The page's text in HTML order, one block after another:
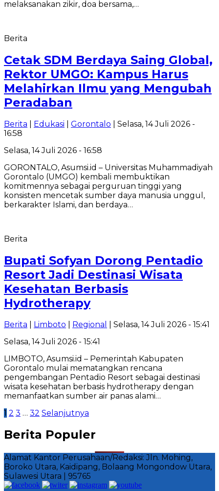
melaksanakan zikir, doa bersama,…
Berita
Cetak SDM Berdaya Saing Global,
Rektor UMGO: Kampus Harus
Melahirkan Ilmu yang Mengubah
Peradaban
Berita Edukasi Gorontalo | Selasa, 14 Juli 2026 -
16:58
Selasa, 14 Juli 2026 - 16:58
GORONTALO, Asumsi.id – Universitas Muhammadiyah
Gorontalo (UMGO) kembali membuktikan
komitmennya sebagai perguruan tinggi yang
konsisten mencetak sumber daya manusia unggul,
berkarakter Islami, dan berdaya…
Berita
Bupati Sofyan Dorong Pentadio
Resort Jadi Destinasi Wisata
Kesehatan Berbasis
Hydrotherapy
Berita Limboto Regional
| Selasa, 14 Juli 2026 - 15:41
Selasa, 14 Juli 2026 - 15:41
LIMBOTO, Asumsi.id – Pemerintah Kabupaten
Gorontalo mulai mematangkan rencana
pengembangan Pentadio Resort sebagai destinasi
wisata kesehatan berbasis hydrotherapy dengan
memanfaatkan sumber air panas alami…
Paginasi
pos
1 2 3 … 32 Selanjutnya
Berita Populer
Alamat Kantor Perusahaan/Redaksi: Jln. Mohing,
Boroko Utara, Kaidipang, Bolaang Mongondow Utara,
Sulawesi Utara | 95765